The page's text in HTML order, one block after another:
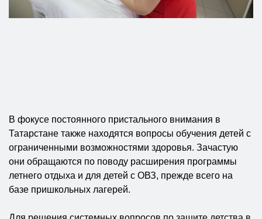
В фокусе постоянного пристального внимания в
Татарстане также находятся вопросы обучения детей с
ограниченными возможностями здоровья. Зачастую
они обращаются по поводу расширения программы
летнего отдыха и для детей с ОВЗ, прежде всего на
базе пришкольных лагерей.